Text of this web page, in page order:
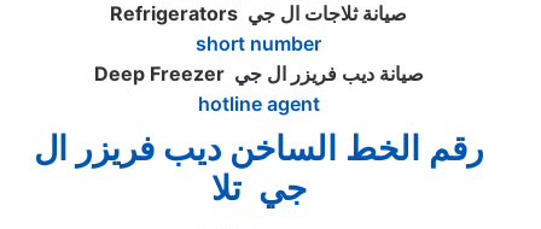
Refrigerators صيانة ثلاجات ال جي
short number
Deep Freezer صيانة ديب فريزر ال جي
hotline agent
رقم الخط الساخن ديب فريزر ال
جي تلا